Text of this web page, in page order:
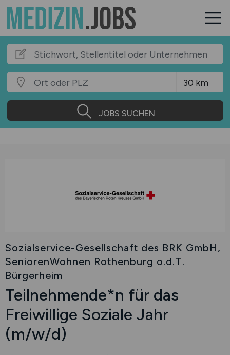
JOBS SUCHEN
Sozialservice-Gesellschaft des BRK GmbH,
SeniorenWohnen Rothenburg o.d.T.
Bürgerheim
Teilnehmende*n für das
Freiwillige Soziale Jahr
(m/w/d)